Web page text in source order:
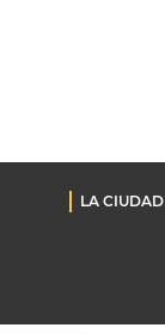
LA CIUDAD